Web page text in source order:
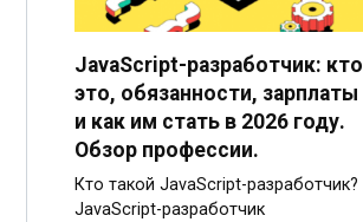
JavaScript-разработчик: кто
это, обязанности, зарплаты
и как им стать в 2026 году.
Обзор профессии.
Кто такой JavaScript-разработчик?
JavaScript-разработчик